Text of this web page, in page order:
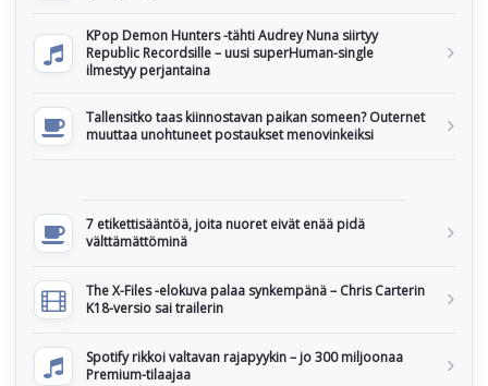
KPop Demon Hunters -tähti Audrey Nuna siirtyy
Republic Recordsille – uusi superHuman-single
ilmestyy perjantaina
Tallensitko taas kiinnostavan paikan someen? Outernet
muuttaa unohtuneet postaukset menovinkeiksi
7 etikettisääntöä, joita nuoret eivät enää pidä
välttämättöminä
The X-Files -elokuva palaa synkempänä – Chris Carterin
K18-versio sai trailerin
Spotify rikkoi valtavan rajapyykin – jo 300 miljoonaa
Premium-tilaajaa